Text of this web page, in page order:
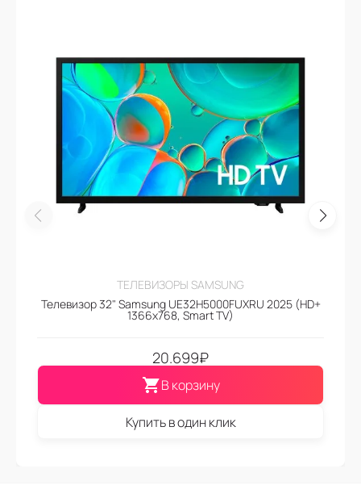
ТЕЛЕВИЗОРЫ SAMSUNG
Телевизор 32" Samsung UE32H5000FUXRU 2025 (HD+
1366x768, Smart TV)
20.699₽
В корзину
Купить в один клик